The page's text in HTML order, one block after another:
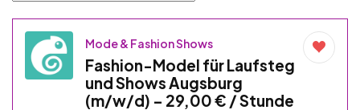
Mode & Fashion Shows
Fashion-Model für Laufsteg
und Shows Augsburg
(m/w/d) – 29,00 € / Stunde